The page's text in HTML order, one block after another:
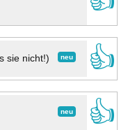
neu
sie nicht!)
👍
neu
👍